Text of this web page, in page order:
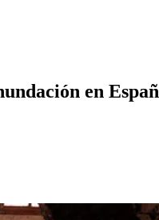
en